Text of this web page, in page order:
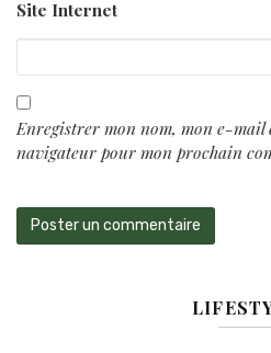
Site Internet
Enregistrer mon nom, mon e-mail
navigateur pour mon prochain